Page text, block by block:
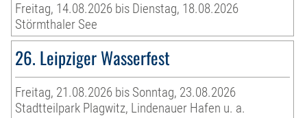
Freitag, 14.08.2026 bis Dienstag, 18.08.2026
Störmthaler See
26. Leipziger Wasserfest
Freitag, 21.08.2026 bis Sonntag, 23.08.2026
Stadtteilpark Plagwitz, Lindenauer Hafen u. a.